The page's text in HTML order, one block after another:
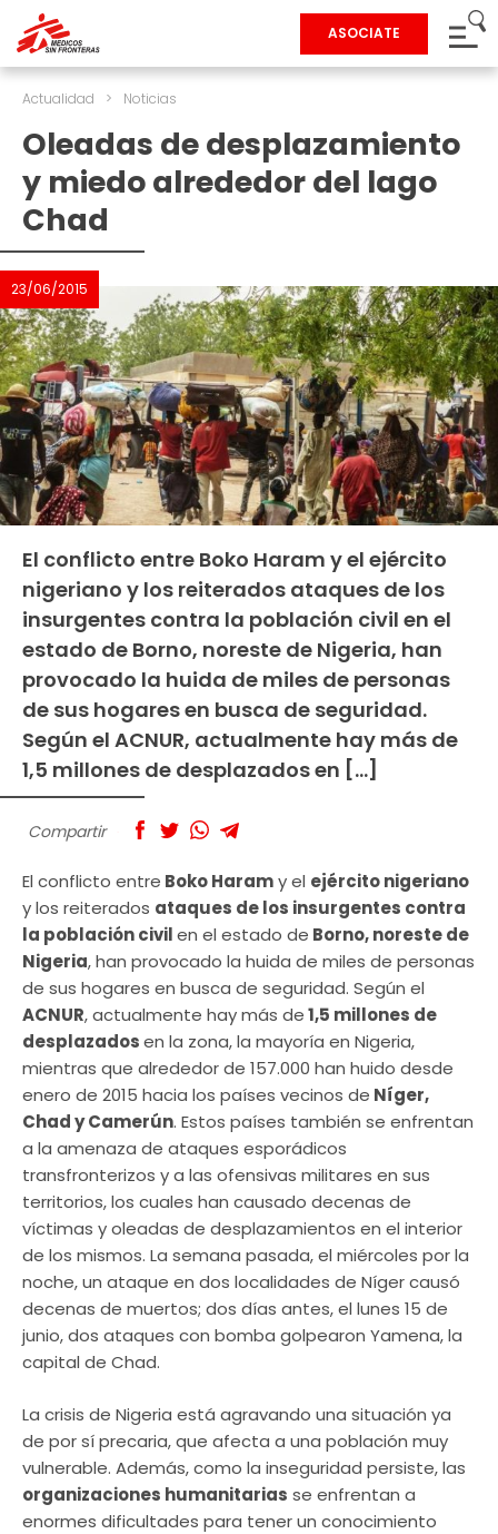
ASOCIATE
Actualidad > Noticias
Oleadas de desplazamiento
y miedo alrededor del lago
Chad
23/06/2015
El conflicto entre Boko Haram y el ejército
nigeriano y los reiterados ataques de los
insurgentes contra la población civil en el
estado de Borno, noreste de Nigeria, han
provocado la huida de miles de personas
de sus hogares en busca de seguridad.
Según el ACNUR, actualmente hay más de
1,5 millones de desplazados en […]
Compartir
El conflicto entre Boko Haramy el ejército nigeriano
y los reiterados ataques de los insurgentes contra
la población civilen el estado de Borno, noreste de
Nigeria, han provocado la huida de miles de personas
de sus hogares en busca de seguridad. Según el
ACNUR, actualmente hay más de1,5 millones de
desplazadosen la zona, la mayoría en Nigeria,
mientras que alrededor de 157.000 han huido desde
enero de 2015 hacia los países vecinos de Níger,
Chad y Camerún. Estos países también se enfrentan
a la amenaza de ataques esporádicos
transfronterizos y a las ofensivas militares en sus
territorios, los cuales han causado decenas de
víctimas y oleadas de desplazamientos en el interior
de los mismos. La semana pasada, el miércoles por la
noche, un ataque en dos localidades de Níger causó
decenas de muertos; dos días antes, el lunes 15 de
junio, dos ataques con bomba golpearon Yamena, la
capital de Chad.
La crisis de Nigeria está agravando una situación ya
de por sí precaria, que afecta a una población muy
vulnerable. Además, como la inseguridad persiste, las
organizaciones humanitarias se enfrentan a
enormes dificultades para tener un conocimiento